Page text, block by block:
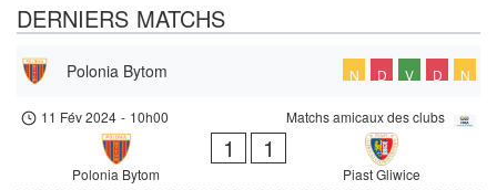
DERNIERS MATCHS
Polonia Bytom N D V D N
Matchs amicaux des clubs
11 Fév 2024 - 10h00
Polonia Bytom
1 1
Piast Gliwice